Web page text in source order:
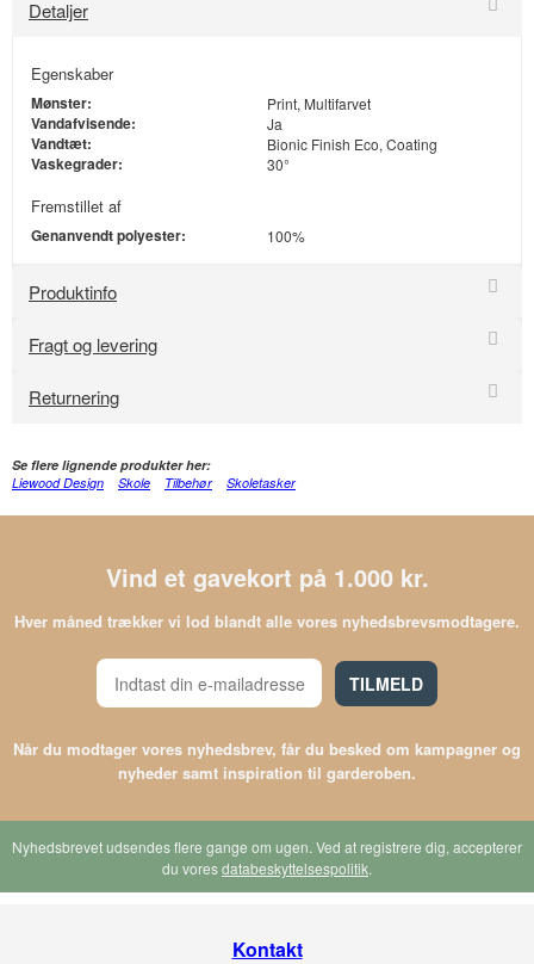
Detaljer
Egenskaber
Mønster: Print, Multifarvet
Vandafvisende: Ja
Vandtæt: Bionic Finish Eco, Coating
Vaskegrader: 30°
Fremstillet af
Genanvendt polyester: 100%
Produktinfo
Fragt og levering
Returnering
Se flere lignende produkter her:
Liewood Design
Skole Tilbehør Skoletasker
Vind et gavekort på 1.000 kr.
Hver måned trækker vi lod blandt alle vores nyhedsbrevsmodtagere.
TILMELD
Når du modtager vores nyhedsbrev, får du besked om kampagner og
nyheder samt inspiration til garderoben.
Nyhedsbrevet udsendes flere gange om ugen. Ved at registrere dig, accepterer
du voresdatabeskyttelsespolitik.
Kontakt